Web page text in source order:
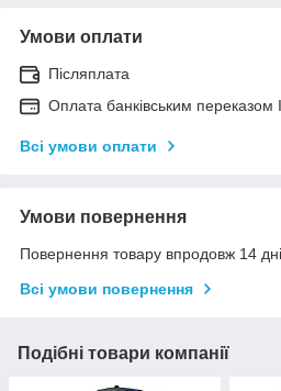
Умови оплати
Післяплата
Оплата банківським переказом
Всі умови оплати
Умови повернення
Повернення товару впродовж 14
Всі умови повернення
Подібні товари компанії